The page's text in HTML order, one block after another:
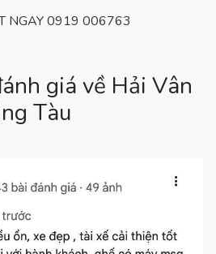
NGAY 0919 006763
giá về Hải Vân
Tàu